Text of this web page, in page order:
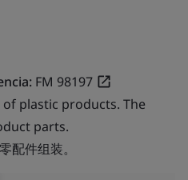
FM 98197
plastic products. The
parts.
配件组装。